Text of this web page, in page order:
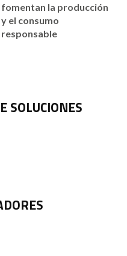
fomentan la producción
y el consumo
responsable
SOLUCIONES